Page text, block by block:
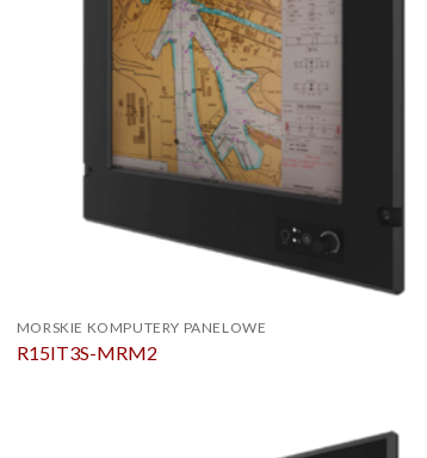
MORSKIE KOMPUTERY PANELOWE
R15IT3S-MRM2